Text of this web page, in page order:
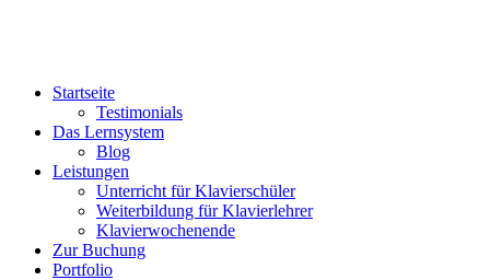
Startseite
Testimonials
Das Lernsystem
Blog
Leistungen
Unterricht für Klavierschüler
Weiterbildung für Klavierlehrer
Klavierwochenende
Zur Buchung
Portfolio